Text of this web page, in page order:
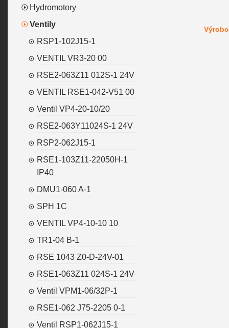
Hydromotory
Ventily
RSP1-102J15-1
VENTIL VR3-20 00
RSE2-063Z11 012S-1 24V
VENTIL RSE1-042-V51 00
Ventil VP4-20-10/20
RSE2-063Y11024S-1 24V
RSP2-062J15-1
RSE1-103Z11-22050H-1
IP40
DMU1-060 A-1
SPH 1C
VENTIL VP4-10-10 10
TR1-04 B-1
RSE 1043 Z0-D-24V-01
RSE1-063Z11 024S-1 24V
Ventil VPM1-06/32P-1
RSE1-062 J75-2205 0-1
Ventil RSP1-062J15-1